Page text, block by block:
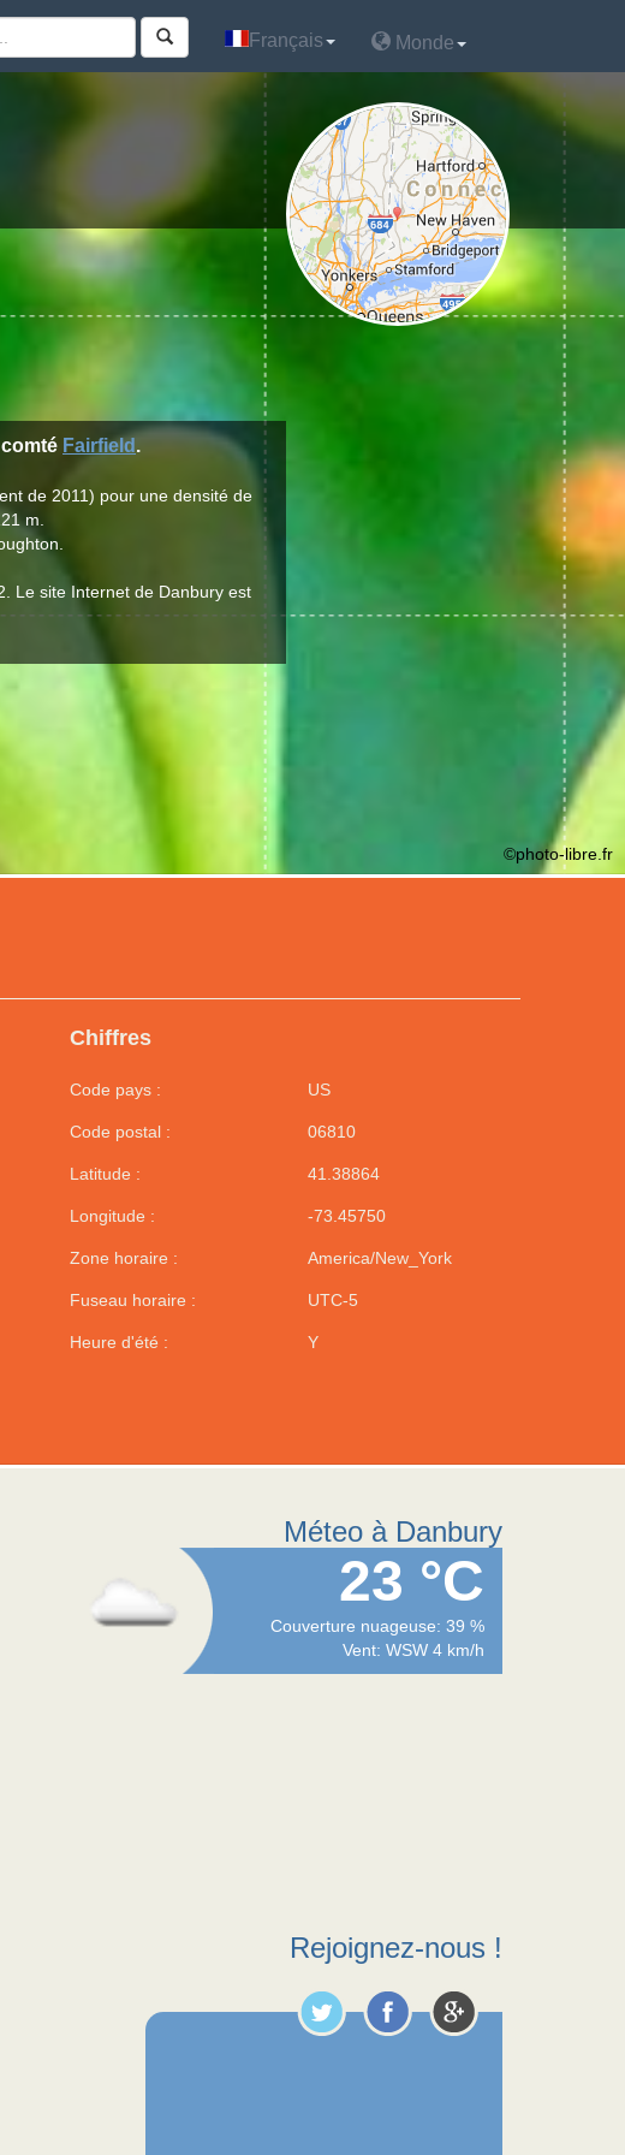
Français Monde
Chiffres
Code pays : US
Code postal : 06810
Latitude : 41.38864
Longitude : -73.45750
Zone horaire : America/New_York
Fuseau horaire : UTC-5
Heure d'été : Y
Fairfield .
de 2011) pour une densité de
m.
Le site Internet de Danbury est
©photo-libre.fr
Méteo à Danbury
23 °C
Couverture nuageuse: 39 %
Vent: WSW 4 km/h
Rejoignez-nous !
Français Monde